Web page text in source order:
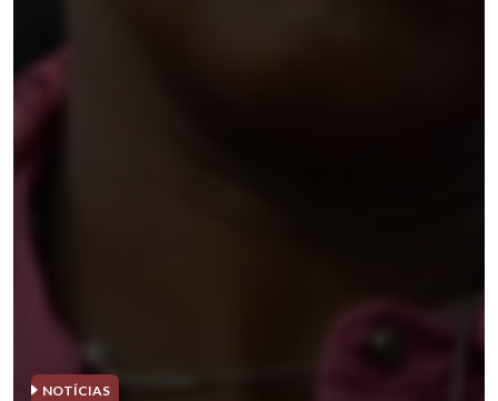
NOTÍCIAS